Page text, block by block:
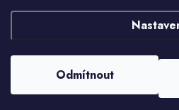
Odmítnout
Nastavil tým
vzduchotechnika-